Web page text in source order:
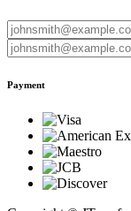
Payment